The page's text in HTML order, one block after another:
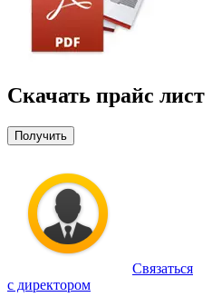
Скачать прайс лист
Получить
Связаться
с директором